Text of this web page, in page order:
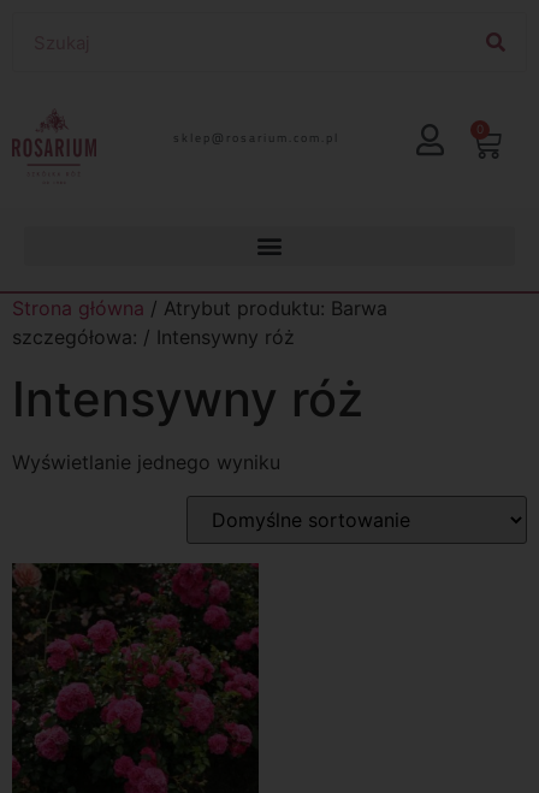
lp.moc.muirasor@pelks 0
Strona główna / Atrybut produktu: Barwa
szczegółowa: / Intensywny róż
Intensywny róż
Wyświetlanie jednego wyniku